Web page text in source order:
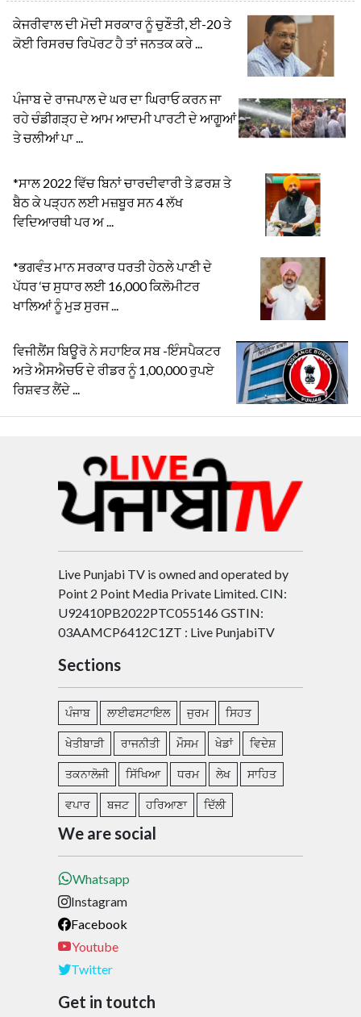
ਕੇਜਰੀਵਾਲ ਦੀ ਮੋਦੀ ਸਰਕਾਰ ਨੂੰ ਚੁਣੌਤੀ, ਈ-20 ਤੇ
ਕੋਈ ਰਿਸਰਚ ਰਿਪੋਰਟ ਹੈ ਤਾਂ ਜਨਤਕ ਕਰੇ ...
ਪੰਜਾਬ ਦੇ ਰਾਜਪਾਲ ਦੇ ਘਰ ਦਾ ਘਿਰਾਓ ਕਰਨ ਜਾ
ਰਹੇ ਚੰਡੀਗੜ੍ਹ ਦੇ ਆਮ ਆਦਮੀ ਪਾਰਟੀ ਦੇ ਆਗੂਆਂ
ਤੇ ਚਲੀਆਂ ਪਾ ...
*ਸਾਲ 2022 ਵਿੱਚ ਬਿਨਾਂ ਚਾਰਦੀਵਾਰੀ ਤੇ ਫ਼ਰਸ਼ ਤੇ
ਬੈਠ ਕੇ ਪੜ੍ਹਨ ਲਈ ਮਜ਼ਬੂਰ ਸਨ 4 ਲੱਖ
ਵਿਦਿਆਰਥੀ ਪਰ ਅ ...
*ਭਗਵੰਤ ਮਾਨ ਸਰਕਾਰ ਧਰਤੀ ਹੇਠਲੇ ਪਾਣੀ ਦੇ
ਪੱਧਰ ‘ਚ ਸੁਧਾਰ ਲਈ 16,000 ਕਿਲੋਮੀਟਰ
ਖਾਲਿਆਂ ਨੂੰ ਮੁੜ ਸੁਰਜ ...
ਵਿਜੀਲੈਂਸ ਬਿਊਰੋ ਨੇ ਸਹਾਇਕ ਸਬ -ਇੰਸਪੈਕਟਰ
ਅਤੇ ਐਸਐਚਓ ਦੇ ਰੀਡਰ ਨੂੰ 1,00,000 ਰੁਪਏ
ਰਿਸ਼ਵਤ ਲੈਂਦੇ ...
Live Punjabi TV is owned and operated by
Point 2 Point Media Private Limited. CIN:
U92410PB2022PTC055146 GSTIN:
03AAMCP6412C1ZT : Live PunjabiTV
Sections
ਪੰਜਾਬ ਲਾਈਫਸਟਾਇਲ ਜੁਰਮ ਸਿਹਤ
ਖੇਤੀਬਾੜੀ ਰਾਜਨੀਤੀ ਮੌਸਮ ਖੇਡਾਂ ਵਿਦੇਸ਼
ਤਕਨਾਲੋਜੀ ਸਿੱਖਿਆ ਧਰਮ ਲੇਖ ਸਾਹਿਤ
ਵਪਾਰ ਬਜਟ ਹਰਿਆਣਾ ਦਿੱਲੀ
We are social
Whatsapp
Instagram
Facebook
Youtube
Twitter
Get in toutch